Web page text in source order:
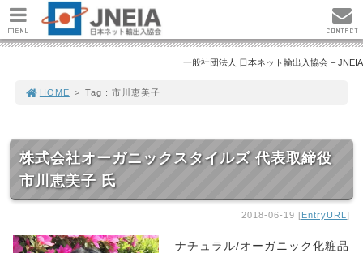
一般社団法人 日本ネット輸出入協会 – JNEIA
HOME > Tag : 市川恵美子
株式会社オーガニックスタイルズ 代表取締役
市川恵美子 氏
2018-06-19 [EntryURL ]
ナチュラル/オーガニック化粧品
MENU CONTACT